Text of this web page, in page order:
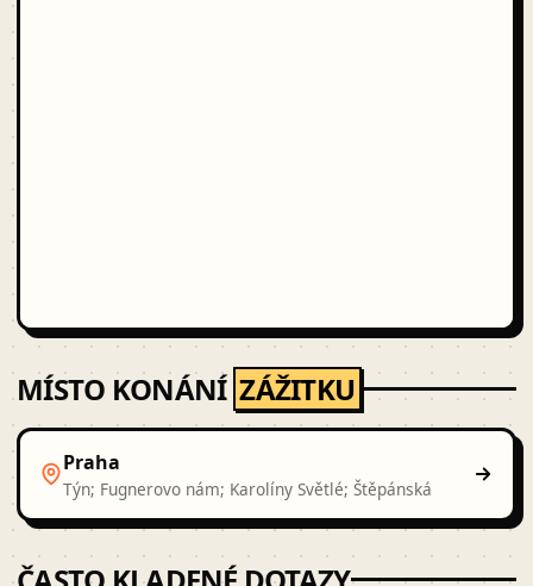
MÍSTO KONÁNÍ ZÁŽITKU
Praha
Týn; Fugnerovo nám; Karolíny Světlé; Štěpánská